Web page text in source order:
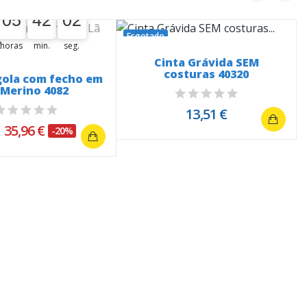
05
05
00
horas
42
42
00
min.
01
01
02
seg.
com fecho em
4082
35,96 € -20%
Esgotado
Cinta Grávida SEM
costuras 40320
13,51 €